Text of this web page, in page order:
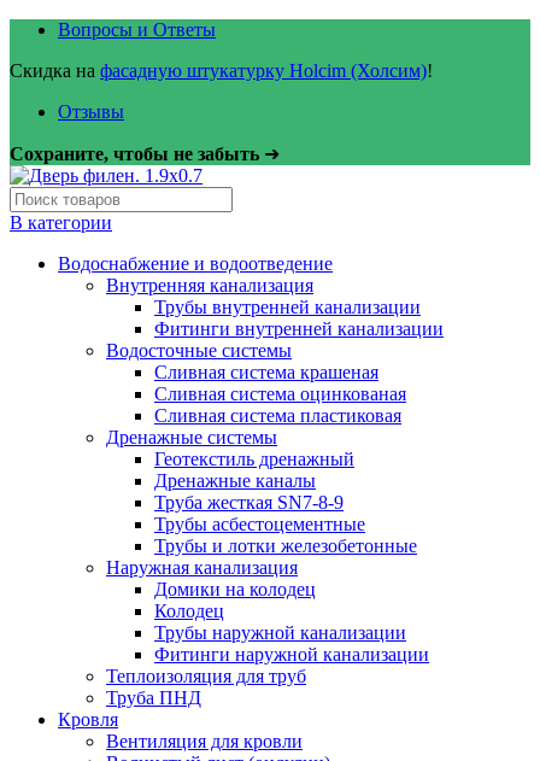
Вопросы и Ответы
Скидка на фасадную штукатурку Holcim (Холсим)!
Отзывы
Сохраните, чтобы не забыть ➜
В категории
Водоснабжение и водоотведение
Внутренняя канализация
Трубы внутренней канализации
Фитинги внутренней канализации
Водосточные системы
Сливная система крашеная
Сливная система оцинкованая
Сливная система пластиковая
Дренажные системы
Геотекстиль дренажный
Дренажные каналы
Труба жесткая SN7-8-9
Трубы асбестоцементные
Трубы и лотки железобетонные
Наружная канализация
Домики на колодец
Колодец
Трубы наружной канализации
Фитинги наружной канализации
Теплоизоляция для труб
Труба ПНД
Кровля
Вентиляция для кровли